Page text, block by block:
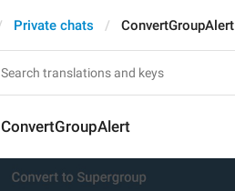
Private chats ConvertGroupAlert
ConvertGroupAlert